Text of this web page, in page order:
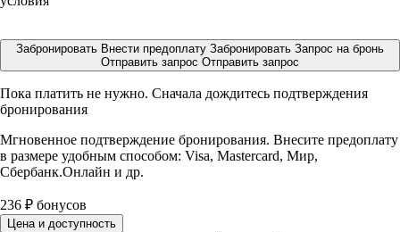
Забронировать Внести предоплату Забронировать Запрос на бронь
Отправить запрос Отправить запрос
Пока платить не нужно. Сначала дождитесь подтверждения
бронирования
Мгновенное подтверждение бронирования. Внесите предоплату
в размере удобным способом: Visa, Mastercard, Мир,
Сбербанк.Онлайн и др.
236 ₽ бонусов
Цена и доступность